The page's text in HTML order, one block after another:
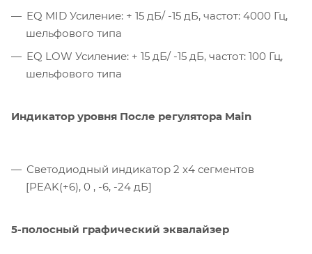
EQ MID Усиление: + 15 дБ/ -15 дБ, частот: 4000 Гц,
шельфового типа
EQ LOW Усиление: + 15 дБ/ -15 дБ, частот: 100 Гц,
шельфового типа
Индикатор уровня После регулятора Main
Светодиодный индикатор 2 x4 сегментов
[PEAK(+6), 0 , -6, -24 дБ]
5-полосный графический эквалайзер